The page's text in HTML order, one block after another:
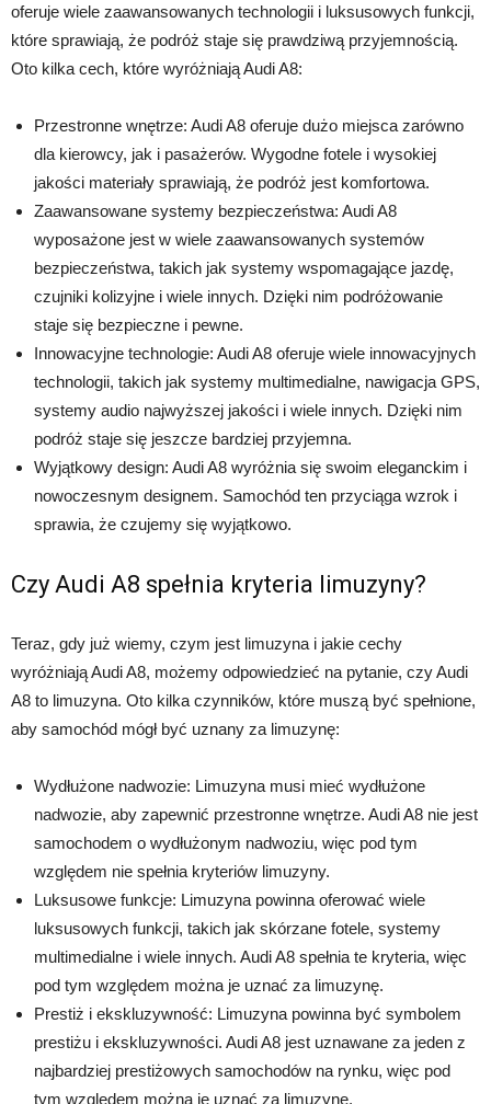
oferuje wiele zaawansowanych technologii i luksusowych funkcji,
które sprawiają, że podróż staje się prawdziwą przyjemnością.
Oto kilka cech, które wyróżniają Audi A8:
Przestronne wnętrze: Audi A8 oferuje dużo miejsca zarówno
dla kierowcy, jak i pasażerów. Wygodne fotele i wysokiej
jakości materiały sprawiają, że podróż jest komfortowa.
Zaawansowane systemy bezpieczeństwa: Audi A8
wyposażone jest w wiele zaawansowanych systemów
bezpieczeństwa, takich jak systemy wspomagające jazdę,
czujniki kolizyjne i wiele innych. Dzięki nim podróżowanie
staje się bezpieczne i pewne.
Innowacyjne technologie: Audi A8 oferuje wiele innowacyjnych
technologii, takich jak systemy multimedialne, nawigacja GPS,
systemy audio najwyższej jakości i wiele innych. Dzięki nim
podróż staje się jeszcze bardziej przyjemna.
Wyjątkowy design: Audi A8 wyróżnia się swoim eleganckim i
nowoczesnym designem. Samochód ten przyciąga wzrok i
sprawia, że czujemy się wyjątkowo.
Czy Audi A8 spełnia kryteria limuzyny?
Teraz, gdy już wiemy, czym jest limuzyna i jakie cechy
wyróżniają Audi A8, możemy odpowiedzieć na pytanie, czy Audi
A8 to limuzyna. Oto kilka czynników, które muszą być spełnione,
aby samochód mógł być uznany za limuzynę:
Wydłużone nadwozie: Limuzyna musi mieć wydłużone
nadwozie, aby zapewnić przestronne wnętrze. Audi A8 nie jest
samochodem o wydłużonym nadwoziu, więc pod tym
względem nie spełnia kryteriów limuzyny.
Luksusowe funkcje: Limuzyna powinna oferować wiele
luksusowych funkcji, takich jak skórzane fotele, systemy
multimedialne i wiele innych. Audi A8 spełnia te kryteria, więc
pod tym względem można je uznać za limuzynę.
Prestiż i ekskluzywność: Limuzyna powinna być symbolem
prestiżu i ekskluzywności. Audi A8 jest uznawane za jeden z
najbardziej prestiżowych samochodów na rynku, więc pod
tym względem można je uznać za limuzynę.